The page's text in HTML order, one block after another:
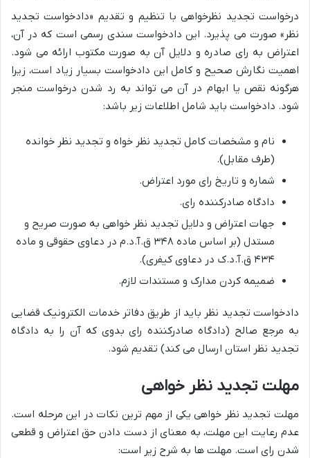
درخواست تجدید نظرخواهی با تنظیم و تقدیم «دادخواست تجدید
نظر» صورت می پذیرد. این دادخواست سندی رسمی است که در آن،
اعتراض به رای صادره و دلایل آن به صورت مکتوب ارائه می شود.
اهمیت نگارش صحیح و کامل این دادخواست بسیار زیاد است، زیرا
هرگونه نقص یا ابهام در آن می تواند به رد شدن درخواست منجر
شود. دادخواست باید شامل اطلاعات زیر باشد:
نام و مشخصات کامل تجدید نظر خواه و تجدید نظر خوانده
(طرف مقابل).
شماره و تاریخ رای مورد اعتراض.
دادگاه صادرکننده رای.
جهات اعتراض و دلایل تجدید نظر خواهی به صورت صریح و
مستدل (بر اساس ماده ۳۴۸ ق.آ.د.م در دعاوی حقوقی و ماده
۴۳۴ ق.آ.د.ک در دعاوی کیفری).
ضمیمه کردن مدارک و مستندات لازم.
دادخواست تجدید نظر باید از طریق دفاتر خدمات الکترونیک قضایی
به مرجع صالح (دادگاه صادرکننده رای بدوی که آن را به دادگاه
تجدید نظر استان ارسال می کند) تقدیم شود.
مهلت تجدید نظر خواهی
مهلت تجدید نظر خواهی یکی از مهم ترین نکات در این مرحله است.
عدم رعایت این مهلت، به معنای از دست دادن حق اعتراض و قطعی
شدن رای است. مهلت ها به شرح زیر است: